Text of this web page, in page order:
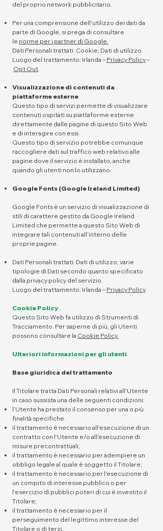
del proprio network pubblicitario.
Per una comprensione dell'utilizzo dei dati da
parte di Google, si prega di consultare
le norme per i partner di Google.
Dati Personali trattati: Cookie; Dati di utilizzo.
Luogo del trattamento: Irlanda – Privacy Policy–
Opt Out.
Visualizzazione di contenuti da
piattaforme esterne
Questo tipo di servizi permette di visualizzare
contenuti ospitati su piattaforme esterne
direttamente dalle pagine di questo Sito Web
e di interagire con essi.
Questo tipo di servizio potrebbe comunque
raccogliere dati sul traffico web relativo alle
pagine dove il servizio è installato, anche
quando gli utenti non lo utilizzano.
Google Fonts (Google Ireland Limited)
Google Fonts è un servizio di visualizzazione di
stili di carattere gestito da Google Ireland
Limited che permette a questo Sito Web di
integrare tali contenuti all’interno delle
proprie pagine.
Dati Personali trattati: Dati di utilizzo; varie
tipologie di Dati secondo quanto specificato
dalla privacy policy del servizio.
Luogo del trattamento: Irlanda – Privacy Policy.
Cookie Policy
Questo Sito Web fa utilizzo di Strumenti di
Tracciamento. Per saperne di più, gli Utenti
possono consultare la Cookie Policy.
Ulteriori informazioni per gli utenti​
Base giuridica del trattamento
Il Titolare tratta Dati Personali relativi all’Utente
in caso sussista una delle seguenti condizioni:
l’Utente ha prestato il consenso per una o più
finalità specifiche.
il trattamento è necessario all'esecuzione di un
contratto con l’Utente e/o all'esecuzione di
misure precontrattuali;
il trattamento è necessario per adempiere un
obbligo legale al quale è soggetto il Titolare;
il trattamento è necessario per l'esecuzione di
un compito di interesse pubblico o per
l'esercizio di pubblici poteri di cui è investito il
Titolare;
il trattamento è necessario per il
perseguimento del legittimo interesse del
Titolare o di terzi.